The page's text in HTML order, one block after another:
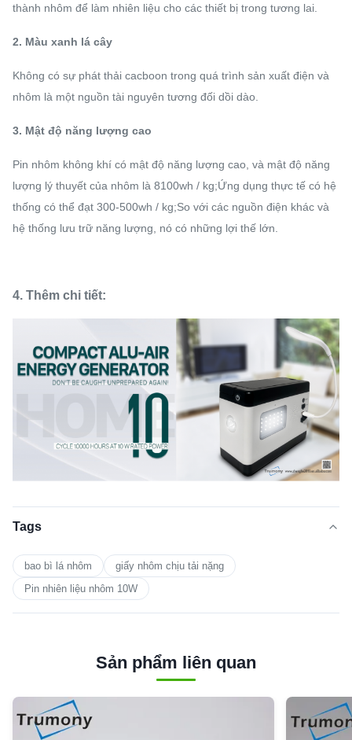
thành nhôm để làm nhiên liệu cho các thiết bị trong tương lai.
2. Màu xanh lá cây
Không có sự phát thải cacboon trong quá trình sản xuất điện và
nhôm là một nguồn tài nguyên tương đối dồi dào.
3. Mật độ năng lượng cao
Pin nhôm không khí có mật độ năng lượng cao, và mật độ năng
lượng lý thuyết của nhôm là 8100wh / kg;Ứng dụng thực tế có hệ
thống có thể đạt 300-500wh / kg;So với các nguồn điện khác và
hệ thống lưu trữ năng lượng, nó có những lợi thế lớn.
4. Thêm chi tiết:
Tags
bao bì lá nhôm
giấy nhôm chịu tải nặng
Pin nhiên liệu nhôm 10W
Sản phẩm liên quan